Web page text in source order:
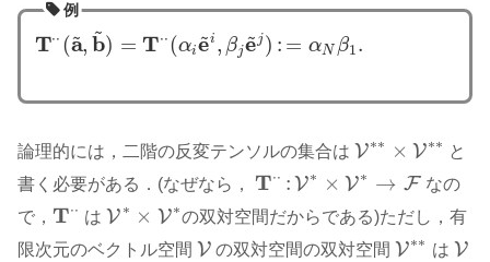
例
T⋅⋅ (a
~, b
~
) = T⋅⋅(αie
~i , βje
~ j) : = αN β1.
T⋅⋅ a~,b~)= T⋅ ⋅(αi e~i,βje~ j):=αN β 1.
論理的には，二階の反変テンソルの集合は V∗∗ × V∗∗
V∗ ∗ × V∗ ∗
と
書く必要がある．(なぜなら， T⋅⋅ : V∗ × V∗ → F
T⋅ V ∗× V∗ → F
なの
で， T⋅⋅
T⋅ は V ∗ × V ∗
V∗ ×V ∗
の双対空間だからである)ただし，有
限次元のベクトル空間 V
V の双対空間の双対空間 V∗∗
V∗∗は V
V